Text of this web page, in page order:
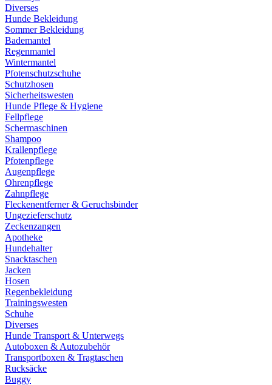
Diverses
Hunde Bekleidung
Sommer Bekleidung
Bademantel
Regenmantel
Wintermantel
Pfotenschutzschuhe
Schutzhosen
Sicherheitswesten
Hunde Pflege & Hygiene
Fellpflege
Schermaschinen
Shampoo
Krallenpflege
Pfotenpflege
Augenpflege
Ohrenpflege
Zahnpflege
Fleckenentferner & Geruchsbinder
Ungezieferschutz
Zeckenzangen
Apotheke
Hundehalter
Snacktaschen
Jacken
Hosen
Regenbekleidung
Trainingswesten
Schuhe
Diverses
Hunde Transport & Unterwegs
Autoboxen & Autozubehör
Transportboxen & Tragtaschen
Rucksäcke
Buggy